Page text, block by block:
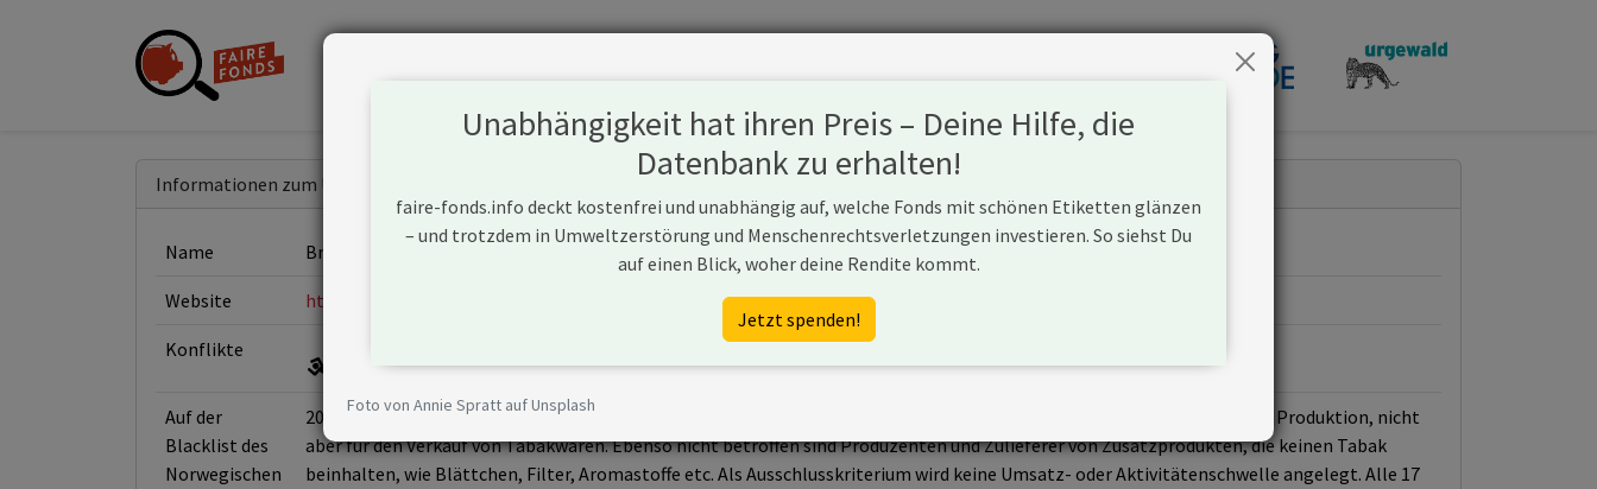
Informationen zum Unternehmen
Name British American Tobacco plc
Website http://www.bat.com/group/sites/UK__9D9KCY.nsf/vwPagesWebLive/DO52ADCY
Konflikte
Auf der
Blacklist des
Norwegischen
2009 beschloss der Norwegische Pensionsfonds, auch Tabakproduzenten auszuschließen. Der Ausschluss gilt nur für die Produktion, nicht
aber für den Verkauf von Tabakwaren. Ebenso nicht betroffen sind Produzenten und Zulieferer von Zusatzprodukten, die keinen Tabak
beinhalten, wie Blättchen, Filter, Aromastoffe etc. Als Ausschlusskriterium wird keine Umsatz- oder Aktivitätenschwelle angelegt. Alle 17
Unabhängigkeit hat ihren Preis – Deine Hilfe, die
Datenbank zu erhalten!
faire-fonds.info deckt kostenfrei und unabhängig auf, welche Fonds mit schönen Etiketten glänzen
– und trotzdem in Umweltzerstörung und Menschenrechtsverletzungen investieren. So siehst Du
auf einen Blick, woher deine Rendite kommt.
Jetzt spenden!
Foto von Annie Spratt auf Unsplash